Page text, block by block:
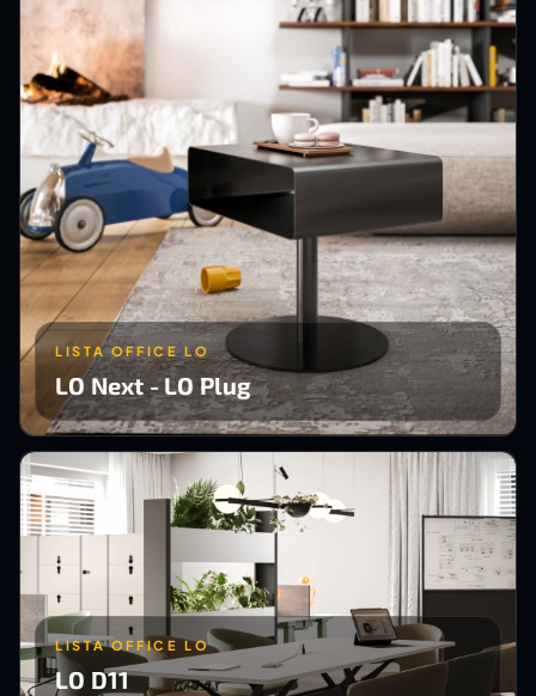
LISTA OFFICE LO
LO Next - LO Plug
LISTA OFFICE LO
LO D11